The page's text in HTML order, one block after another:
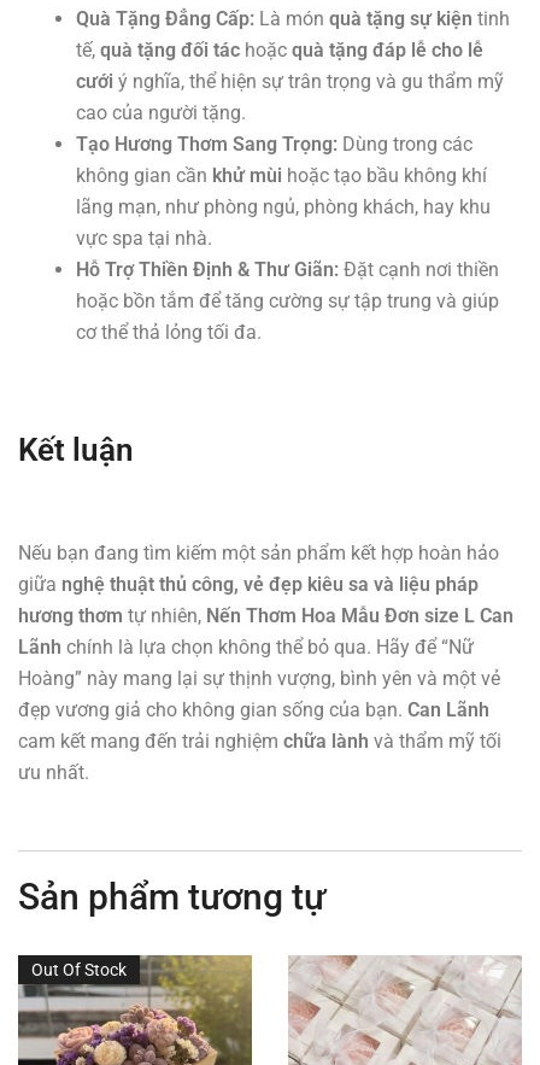
Quà Tặng Đẳng Cấp: Là món quà tặng sự kiện tinh
tế, quà tặng đối tác hoặc quà tặng đáp lễ cho lễ
cưới ý nghĩa, thể hiện sự trân trọng và gu thẩm mỹ
cao của người tặng.
Tạo Hương Thơm Sang Trọng: Dùng trong các
không gian cần khử mùi hoặc tạo bầu không khí
lãng mạn, như phòng ngủ, phòng khách, hay khu
vực spa tại nhà.
Hỗ Trợ Thiền Định & Thư Giãn: Đặt cạnh nơi thiền
hoặc bồn tắm để tăng cường sự tập trung và giúp
cơ thể thả lỏng tối đa.
Kết luận
Nếu bạn đang tìm kiếm một sản phẩm kết hợp hoàn hảo
giữa nghệ thuật thủ công, vẻ đẹp kiêu sa và liệu pháp
hương thơm tự nhiên, Nến Thơm Hoa Mẫu Đơn size L Can
Lãnh chính là lựa chọn không thể bỏ qua. Hãy để “Nữ
Hoàng” này mang lại sự thịnh vượng, bình yên và một vẻ
đẹp vương giả cho không gian sống của bạn. Can Lãnh
cam kết mang đến trải nghiệm chữa lành và thẩm mỹ tối
ưu nhất.
Sản phẩm tương tự
Out Of Stock